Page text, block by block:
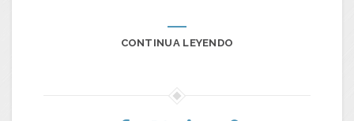
CONTINUA LEYENDO